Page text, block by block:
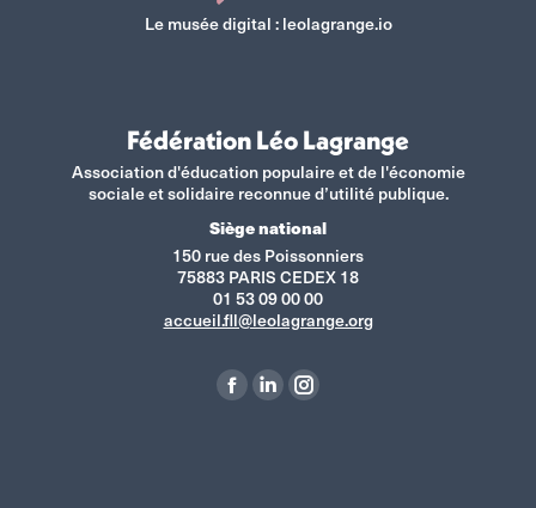
Le musée digital :leolagrange.io
Fédération Léo Lagrange
Association d'éducation populaire et de l'économie
sociale et solidaire reconnue d’utilité publique.
Siège national
150 rue des Poissonniers
75883 PARIS CEDEX 18
01 53 09 00 00
accueil.fll@leolagrange.org
La
La
La